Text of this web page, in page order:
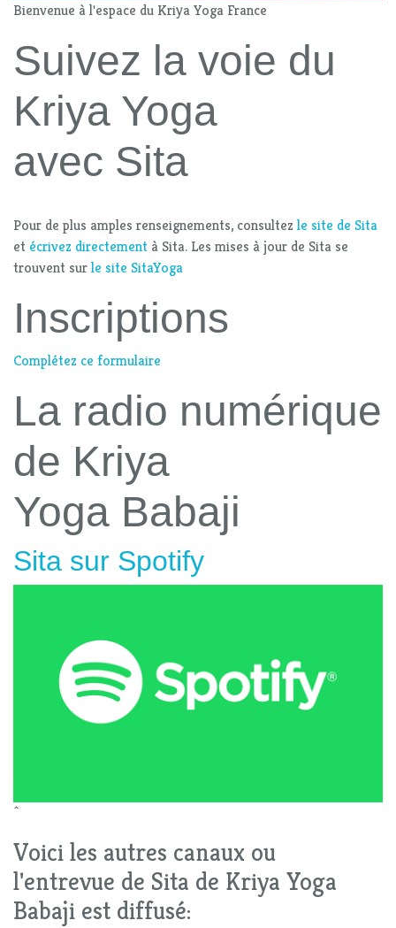
Bienvenue à l'espace du Kriya Yoga France
Suivez la voie du
Kriya Yoga
avec Sita
Pour de plus amples renseignements, consultez le site de Sita
et écrivez directement à Sita. Les mises à jour de Sita se
trouvent surle site SitaYoga
Inscriptions
Complétez ce formulaire
La radio numérique
de Kriya
Yoga Babaji
Sita sur Spotify
^
Voici les autres canaux ou
l'entrevue de Sita de Kriya Yoga
Babaji est diffusé: